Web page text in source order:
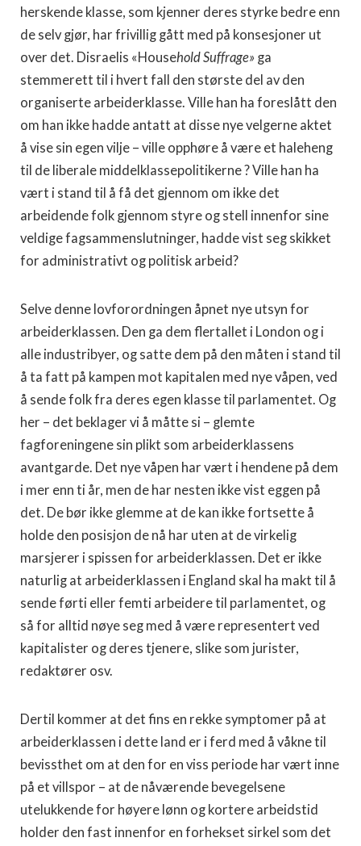
herskende klasse, som kjenner deres styrke bedre enn
de selv gjør, har frivillig gått med på konsesjoner ut
over det. Disraelis «Household Suffrage» ga
stemmerett til i hvert fall den største del av den
organiserte arbeiderklasse. Ville han ha foreslått den
om han ikke hadde antatt at disse nye velgerne aktet
å vise sin egen vilje – ville opphøre å være et haleheng
til de liberale middelklassepolitikerne ? Ville han ha
vært i stand til å få det gjennom om ikke det
arbeidende folk gjennom styre og stell innenfor sine
veldige fagsammenslutninger, hadde vist seg skikket
for administrativt og politisk arbeid?
Selve denne lovforordningen åpnet nye utsyn for
arbeiderklassen. Den ga dem flertallet i London og i
alle industribyer, og satte dem på den måten i stand til
å ta fatt på kampen mot kapitalen med nye våpen, ved
å sende folk fra deres egen klasse til parlamentet. Og
her – det beklager vi å måtte si – glemte
fagforeningene sin plikt som arbeiderklassens
avantgarde. Det nye våpen har vært i hendene på dem
i mer enn ti år, men de har nesten ikke vist eggen på
det. De bør ikke glemme at de kan ikke fortsette å
holde den posisjon de nå har uten at de virkelig
marsjerer i spissen for arbeiderklassen. Det er ikke
naturlig at arbeiderklassen i England skal ha makt til å
sende førti eller femti arbeidere til parlamentet, og
så for alltid nøye seg med å være representert ved
kapitalister og deres tjenere, slike som jurister,
redaktører osv.
Dertil kommer at det fins en rekke symptomer på at
arbeiderklassen i dette land er i ferd med å våkne til
bevissthet om at den for en viss periode har vært inne
på et villspor – at de nåværende bevegelsene
utelukkende for høyere lønn og kortere arbeidstid
holder den fast innenfor en forhekset sirkel som det